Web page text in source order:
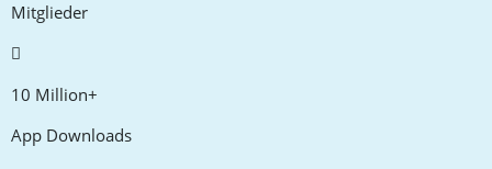
Mitglieder
10 Million+
App Downloads